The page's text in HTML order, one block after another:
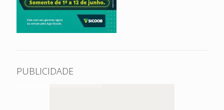
PUBLICIDADE